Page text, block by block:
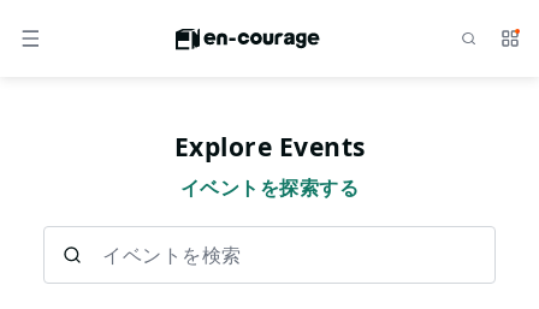
メニュー サ
Explore Events
イベントを探索する